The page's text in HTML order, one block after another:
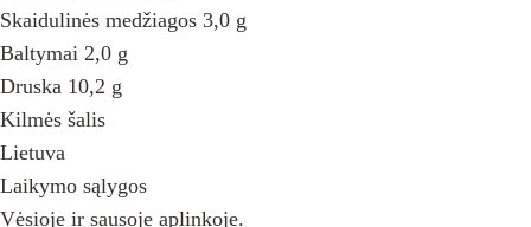
Skaidulinės medžiagos 3,0 g
Baltymai 2,0 g
Druska 10,2 g
Kilmės šalis
Lietuva
Laikymo sąlygos
Vėsioje ir sausoje aplinkoje.